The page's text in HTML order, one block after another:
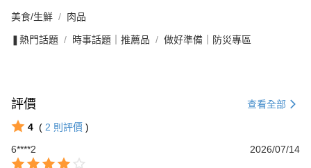
美食/生鮮 肉品
❚熱門話題 時事話題｜推薦品 做好準備｜防災專區
評價 查看全部
4 ( 2 則評價 )
6****2
2026/07/14